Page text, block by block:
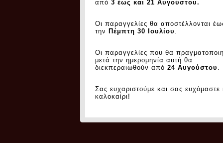
από 3 έως και 21 Αυγούστου.
Οι παραγγελίες θα αποστέλλονται
την Πέμπτη 30 Ιουλίου
Οι παραγγελίες που θα
μετά την ημερομηνία αυτή θα
διεκπεραιωθούν από 24 Αυγούστου
Σας ευχαριστούμε και σας ευχόμαστε
καλοκαίρι!